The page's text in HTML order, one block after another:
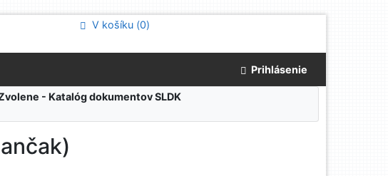
V košíku (0)
Prihlásenie
- Katalóg dokumentov SLDK